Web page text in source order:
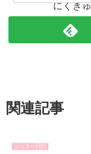
にくき
関連記事
シッター日記